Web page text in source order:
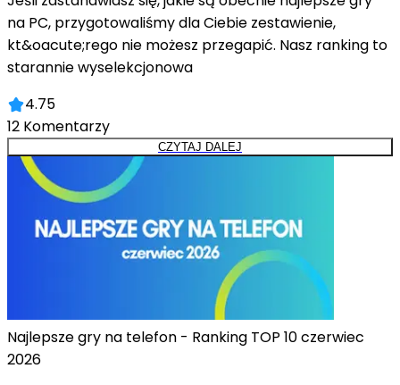
na PC, przygotowaliśmy dla Ciebie zestawienie,
kt&oacute;rego nie możesz przegapić. Nasz ranking to
starannie wyselekcjonowa
4.75
12 Komentarzy
CZYTAJ DALEJ
Najlepsze gry na telefon - Ranking TOP 10 czerwiec
2026